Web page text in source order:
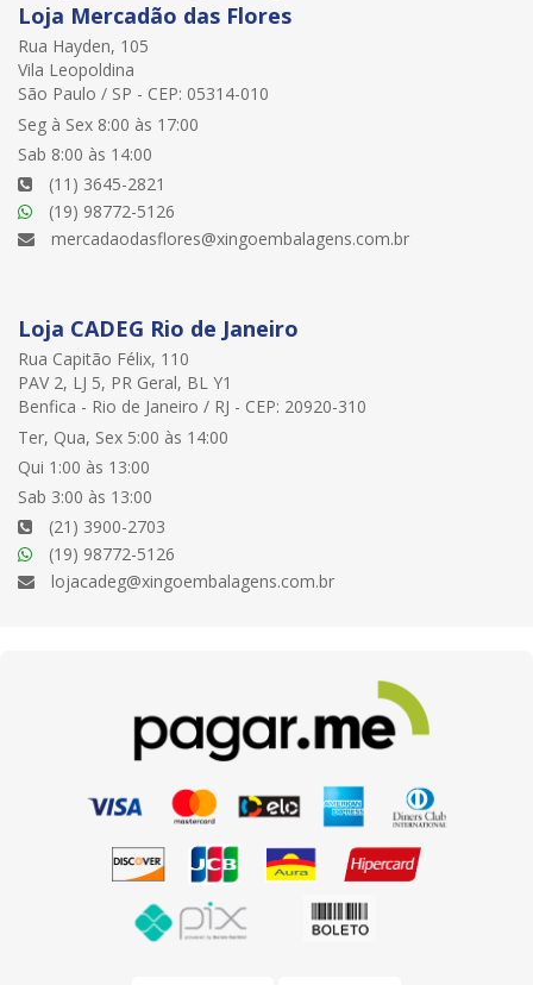
Loja Mercadão das Flores
Rua Hayden, 105
Vila Leopoldina
São Paulo / SP - CEP: 05314-010
Seg à Sex 8:00 às 17:00
Sab 8:00 às 14:00
(11) 3645-2821
(19) 98772-5126
mercadaodasflores@xingoembalagens.com.br
Loja CADEG Rio de Janeiro
Rua Capitão Félix, 110
PAV 2, LJ 5, PR Geral, BL Y1
Benfica - Rio de Janeiro / RJ - CEP: 20920-310
Ter, Qua, Sex 5:00 às 14:00
Qui 1:00 às 13:00
Sab 3:00 às 13:00
(21) 3900-2703
(19) 98772-5126
lojacadeg@xingoembalagens.com.br